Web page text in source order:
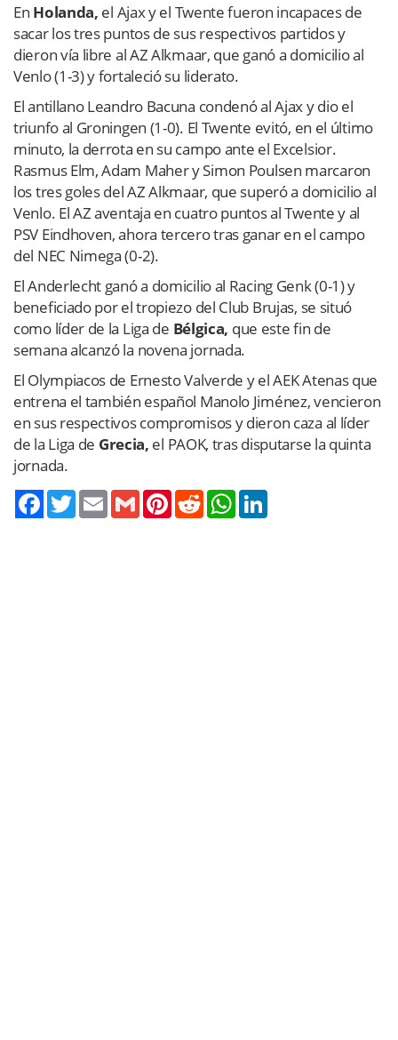
En Holanda, el Ajax y el Twente fueron incapaces de
sacar los tres puntos de sus respectivos partidos y
dieron vía libre al AZ Alkmaar, que ganó a domicilio al
Venlo (1-3) y fortaleció su liderato.
El antillano Leandro Bacuna condenó al Ajax y dio el
triunfo al Groningen (1-0). El Twente evitó, en el último
minuto, la derrota en su campo ante el Excelsior.
Rasmus Elm, Adam Maher y Simon Poulsen marcaron
los tres goles del AZ Alkmaar, que superó a domicilio al
Venlo. El AZ aventaja en cuatro puntos al Twente y al
PSV Eindhoven, ahora tercero tras ganar en el campo
del NEC Nimega (0-2).
El Anderlecht ganó a domicilio al Racing Genk (0-1) y
beneficiado por el tropiezo del Club Brujas, se situó
como líder de la Liga de Bélgica, que este fin de
semana alcanzó la novena jornada.
El Olympiacos de Ernesto Valverde y el AEK Atenas que
entrena el también español Manolo Jiménez, vencieron
en sus respectivos compromisos y dieron caza al líder
de la Liga de Grecia, el PAOK, tras disputarse la quinta
jornada.
TwitterEmail Gmail PinterestReddit WhatsApp